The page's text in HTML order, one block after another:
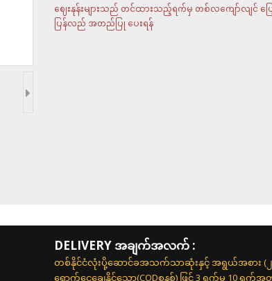
ဈေးနုန်းများသည် တင်ထားသည့်ရက်မှ တစ်လကျော်လျင် ပြေ
ပြန်လည် အတည်ပြု ပေးရန်
DELIVERY အချက်အလက် :
တစ်နိုင်ငံလုံးပို့ဆောင်ခအသက်သာဆုံးနှင့် အရွယ်အစား (၂ပ
ရောက်ငွေချေနိုင်သော(CODစနစ်) ဖြင့် 3 ရက်မှ 10